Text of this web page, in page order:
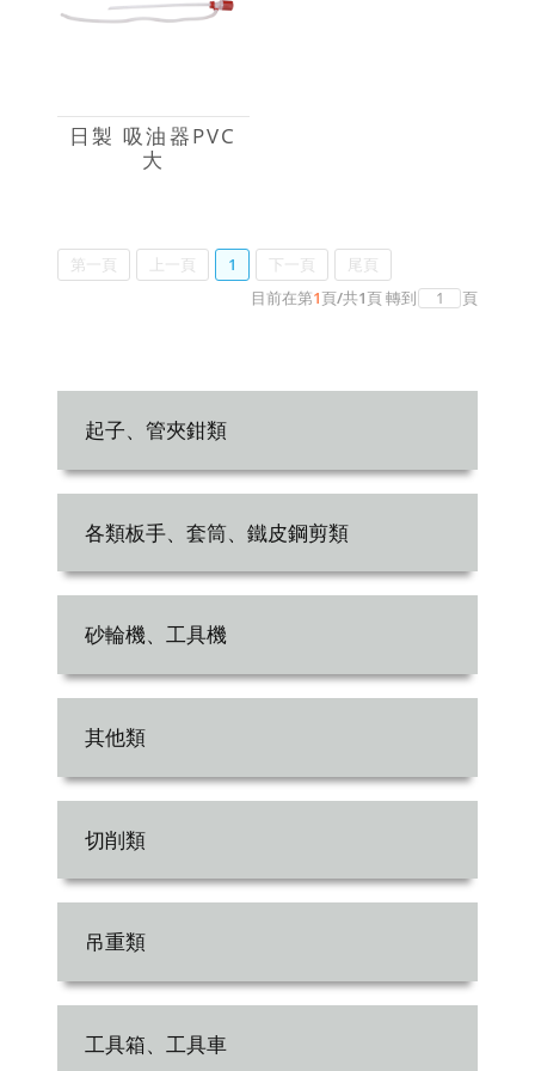
日製 吸油器PVC
大
第一頁 上一頁 1 下一頁
尾頁
目前在第1頁/共1頁轉到 頁
起子、管夾鉗類
各類板手、套筒、鐵皮鋼剪類
砂輪機、工具機
其他類
切削類
吊重類
工具箱、工具車